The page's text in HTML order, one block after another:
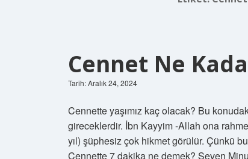
Cennet Ne
Tarih: Aralık 24, 2024
Cennette yaşımız kaç olacak? Bu
gireceklerdir. İbn Kayyim -Allah ona
yıl) şüphesiz çok hikmet görülür. Çünkü
Cennette 7 dakika ne demek? Seven